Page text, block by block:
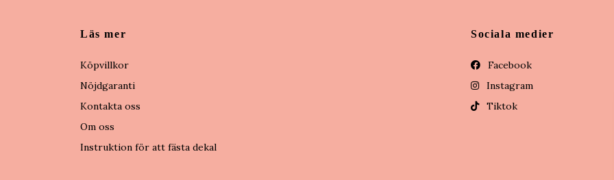
Läs mer
Köpvillkor
Nöjdgaranti
Kontakta oss
Om oss
Instruktion för att fästa dekal
Sociala medier
Facebook
Instagram
Tiktok